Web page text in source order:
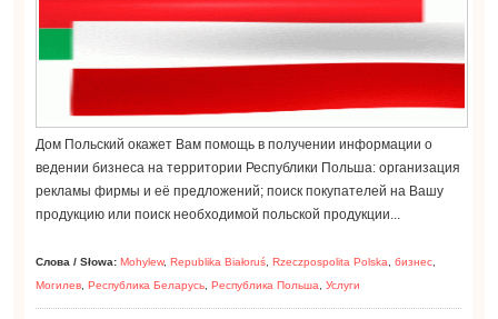
Дом Польский окажет Вам помощь в получении информации о
ведении бизнеса на территории Республики Польша: организация
рекламы фирмы и её предложений; поиск покупателей на Вашу
продукцию или поиск необходимой польской продукции...
Слова / Słowa: Mohylew,Republika Białoruś ,Rzeczpospolita Polska ,бизнес
Могилев ,Республика Беларусь ,Республика Польша ,Услуги